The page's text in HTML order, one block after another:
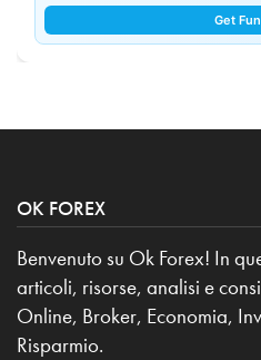
Get
OK FOREX
Benvenuto su Ok Forex! In
articoli, risorse, analisi e
Online, Broker, Economia,
Risparmio.